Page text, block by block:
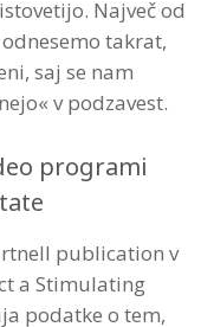
Največ od
takrat,
saj se nam
v podzavest.
programi
publication v
a Stimulating
podatke o tem,